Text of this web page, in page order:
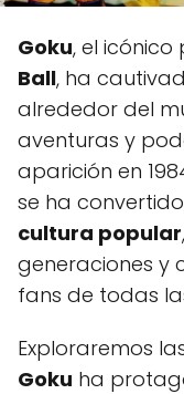
Goku, el icónico
Ball, ha
alrededor del
aventuras y
aparición en
se ha
cultura popular
generaciones y
fans de todas
Exploraremos
Goku ha